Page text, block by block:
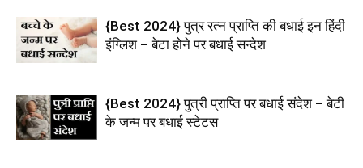
{Best 2024} पुत्र रत्न प्राप्ति की बधाई इन हिंदी
इंग्लिश – बेटा होने पर बधाई सन्देश
{Best 2024} पुत्री प्राप्ति पर बधाई संदेश – बेटी
के जन्म पर बधाई स्टेटस